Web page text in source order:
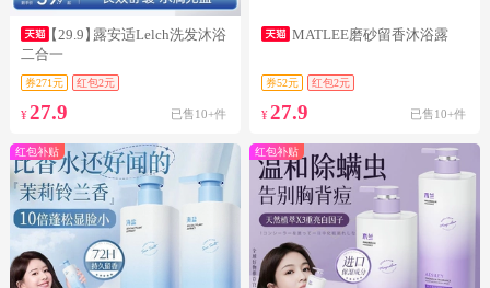
【29.9】露安适Lelch洗发沐浴
二合一
券271元 红包2元
¥ 27.9 已售10+件
MATLEE磨砂留香沐浴露
券52元 红包2元
¥27.9 已售10+件
红包补贴 红包补贴